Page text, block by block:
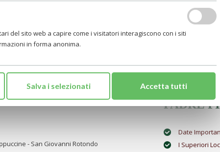
Chi mi farà la grazie, mie carissime
fare che colui il quale amò tanto la sua,
- San Giovanni Rotondo
PADRE
Date
I Superiori
del sito web a capire come i visitatori interagiscono con i siti
in forma anonima.
Salva i selezionati Accetta tutti